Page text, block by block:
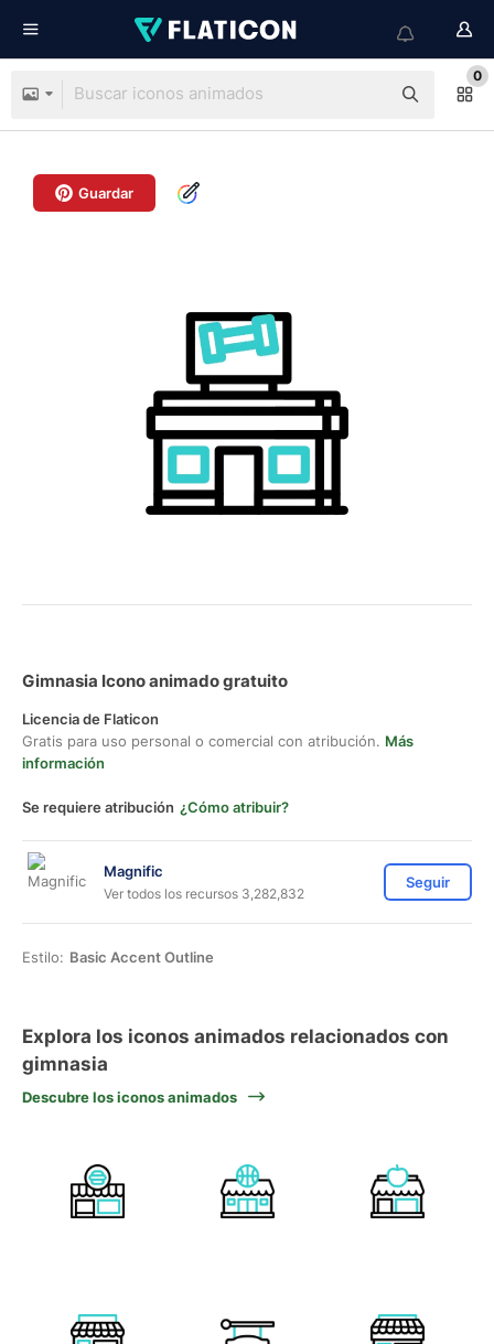
0
Guardar
Gimnasia Icono animado gratuito
Licencia de Flaticon
Gratis para uso personal o comercial con atribución. Más
información
Se requiere atribución ¿Cómo atribuir?
Magnific
Ver todos los recursos 3,282,832
Seguir
Estilo: Basic Accent Outline
Explora los iconos animados relacionados con
gimnasia
Descubre los iconos animados